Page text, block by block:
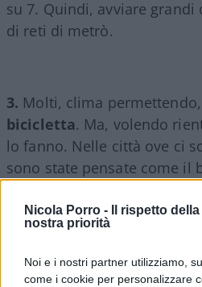
Nicola Porro -
Il rispetto
nostra priorità
Noi e i nostri partner utilizziamo,
come i cookie per personalizzare
su 7. Quindi, avviare
di reti di metrò.
3. Molti, clima
bicicletta. Ma, volendo
lo fanno. Nelle città ove ci
sono state pensate come il
con la frazione vicina.
Esse devono essere:
protette e devono
delle città, cosicché chi